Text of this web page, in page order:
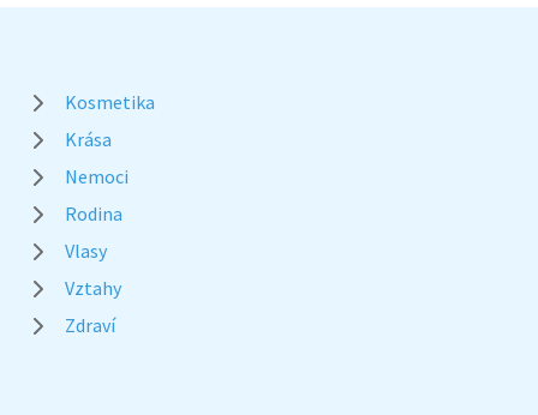
Kosmetika
Krása
Nemoci
Rodina
Vlasy
Vztahy
Zdraví